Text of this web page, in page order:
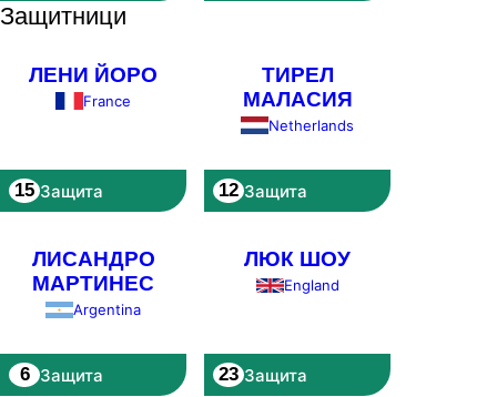
Защитници
ЛЕНИ ЙОРО
France
15 Защита
ТИРЕЛ
МАЛАСИЯ
Netherlands
12 Защита
ЛИСАНДРО
МАРТИНЕС
Argentina
6 Защита
ЛЮК ШОУ
England
23 Защита